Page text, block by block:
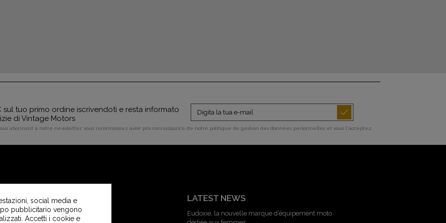
sul tuo primo ordine iscrivendoti e resta informato
di Vintage Motors
abonnant à notre newsletter, vous reconnaissez avoir pris connaissance de notre politique de gestion des données personnelles et vous l'acceptez.
SERVIZIO CLIENTI
Contattaci
LATEST NEWS
Eudoxie, la nouvelle marque d’équipement moto
social media e
pubblicitario vengono
Accetti i cookie e